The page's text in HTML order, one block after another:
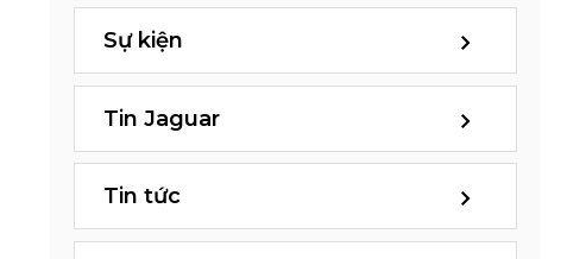
Sự kiện
Tin Jaguar
Tin tức